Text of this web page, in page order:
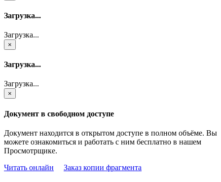
Загрузка...
Загрузка...
×
Загрузка...
Загрузка...
×
Документ в свободном доступе
Документ находится в открытом доступе в полном объёме. Вы
можете ознакомиться и работать с ним бесплатно в нашем
Просмотрщике.
Читать онлайн
Заказ копии фрагмента